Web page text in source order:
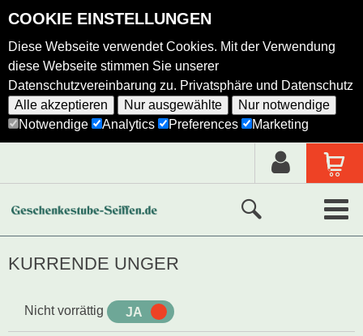
COOKIE EINSTELLUNGEN
Diese Webseite verwendet Cookies. Mit der Verwendung
diese Webseite stimmen Sie unserer
Datenschutzvereinbarung zu. Privatsphäre und Datenschutz
Alle akzeptieren
Nur ausgewählte
Nur notwendige
Notwendige
Analytics Preferences Marketing
KURRENDE UNGER
Nicht vorrättig JA